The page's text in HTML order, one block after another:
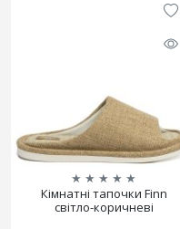
★ ★ ★ ★ ★
Кімнатні тапочки Finn
світло-коричневі